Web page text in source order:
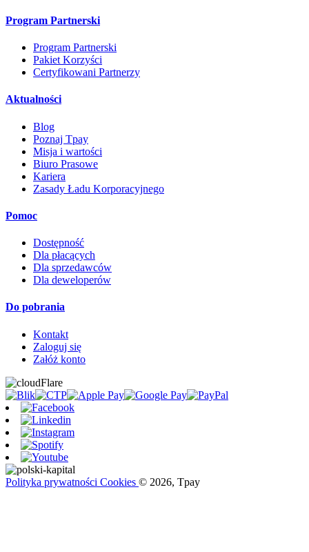
Program Partnerski
Program Partnerski
Pakiet Korzyści
Certyfikowani Partnerzy
Aktualności
Blog
Poznaj Tpay
Misja i wartości
Biuro Prasowe
Kariera
Zasady Ładu Korporacyjnego
Pomoc
Dostępność
Dla płacących
Dla sprzedawców
Dla deweloperów
Do pobrania
Kontakt
Zaloguj się
Załóż konto
Polityka prywatności Cookies © 2026, Tpay